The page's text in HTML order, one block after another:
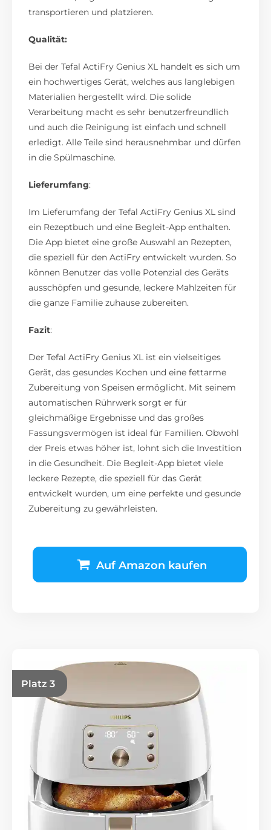
transportieren und platzieren.
Qualität:
Bei der Tefal ActiFry Genius XL handelt es sich um
ein hochwertiges Gerät, welches aus langlebigen
Materialien hergestellt wird. Die solide
Verarbeitung macht es sehr benutzerfreundlich
und auch die Reinigung ist einfach und schnell
erledigt. Alle Teile sind herausnehmbar und dürfen
in die Spülmaschine.
Lieferumfang:
Im Lieferumfang der Tefal ActiFry Genius XL sind
ein Rezeptbuch und eine Begleit-App enthalten.
Die App bietet eine große Auswahl an Rezepten,
die speziell für den ActiFry entwickelt wurden. So
können Benutzer das volle Potenzial des Geräts
ausschöpfen und gesunde, leckere Mahlzeiten für
die ganze Familie zuhause zubereiten.
Fazit:
Der Tefal ActiFry Genius XL ist ein vielseitiges
Gerät, das gesundes Kochen und eine fettarme
Zubereitung von Speisen ermöglicht. Mit seinem
automatischen Rührwerk sorgt er für
gleichmäßige Ergebnisse und das großes
Fassungsvermögen ist ideal für Familien. Obwohl
der Preis etwas höher ist, lohnt sich die Investition
in die Gesundheit. Die Begleit-App bietet viele
leckere Rezepte, die speziell für das Gerät
entwickelt wurden, um eine perfekte und gesunde
Zubereitung zu gewährleisten.
Auf Amazon kaufen
Platz 3